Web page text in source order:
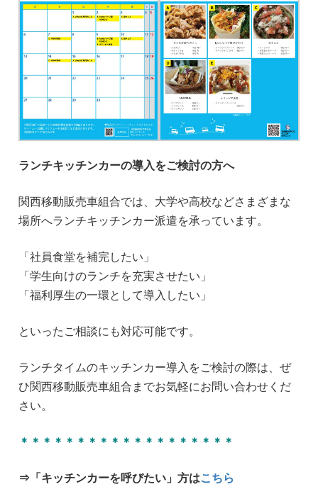
ランチキッチンカーの導入をご検討の方へ
関西移動販売車組合では、大学や高校などさまざまな
場所へランチキッチンカー派遣を承っています。
「社員食堂を補完したい」
「学生向けのランチを充実させたい」
「福利厚生の一環として導入したい」
といったご相談にも対応可能です。
ランチタイムのキッチンカー導入をご検討の際は、ぜ
ひ関西移動販売車組合までお気軽にお問い合わせくだ
さい。
＊＊＊＊＊＊＊＊＊＊＊＊＊＊＊＊＊＊＊
⇒「キッチンカーを呼びたい」方はこちら